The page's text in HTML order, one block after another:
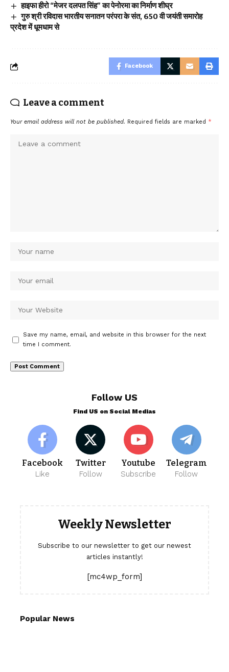
हाइफा हीरो “मेजर दलपत सिंह” का पेनोरमा का निर्माण शीघ्र
गुरु श्री रविदास भारतीय सनातन परंपरा के संत, 650 वी जयंती समारोह
प्रदेश में धूमधाम से
Facebook
Leave a comment
Your email address will not be published. Required fields are marked *
Save my name, email, and website in this browser for the next
time I comment.
Follow US
Find US on Social Medias
Facebook
Like
Twitter
Follow
Youtube
Subscribe
Telegram
Follow
Weekly Newsletter
Subscribe to our newsletter to get our newest
articles instantly!
[mc4wp_form]
Popular News